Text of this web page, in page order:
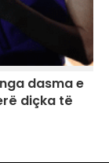
dasma e
diçka të